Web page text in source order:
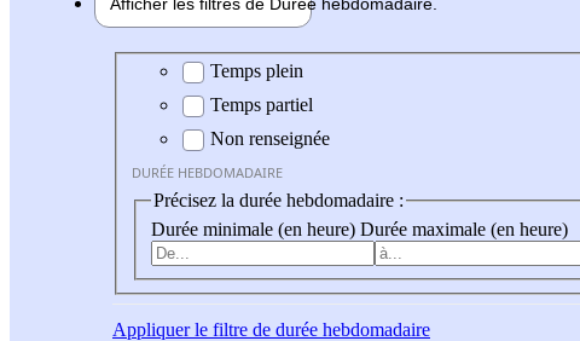
Durée hebdomadaire
Temps plein
Temps partiel
Non renseignée
DURÉE HEBDOMADAIRE
Précisez la durée hebdomadaire :
Durée minimale (en heure) Durée maximale (en heure)
Appliquerle filtre de durée hebdomadaire